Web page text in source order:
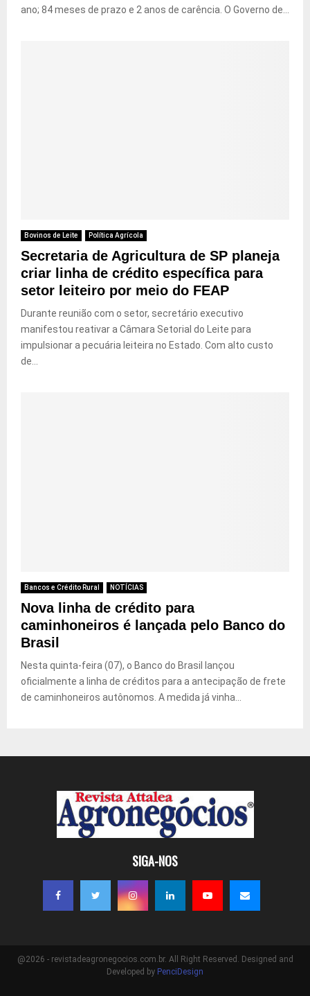
ano; 84 meses de prazo e 2 anos de carência. O Governo de...
Bovinos de Leite Política Agrícola
Secretaria de Agricultura de SP planeja
criar linha de crédito específica para
setor leiteiro por meio do FEAP
Durante reunião com o setor, secretário executivo
manifestou reativar a Câmara Setorial do Leite para
impulsionar a pecuária leiteira no Estado. Com alto custo
de...
Bancos e Crédito Rural NOTÍCIAS
Nova linha de crédito para
caminhoneiros é lançada pelo Banco do
Brasil
Nesta quinta-feira (07), o Banco do Brasil lançou
oficialmente a linha de créditos para a antecipação de frete
de caminhoneiros autônomos. A medida já vinha...
SIGA-NOS
@2026 - revistadeagronegocios.com.br. All Right Reserved. Designed and
Developed by PenciDesign